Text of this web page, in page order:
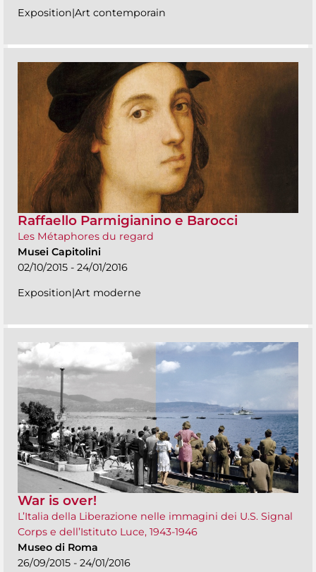
Exposition|Art contemporain
Raffaello Parmigianino e Barocci
Les Métaphores du regard
Musei Capitolini
02/10/2015 - 24/01/2016
Exposition|Art moderne
War is over!
L’Italia della Liberazione nelle immagini dei U.S. Signal
Corps e dell’Istituto Luce, 1943-1946
Museo di Roma
26/09/2015 - 24/01/2016